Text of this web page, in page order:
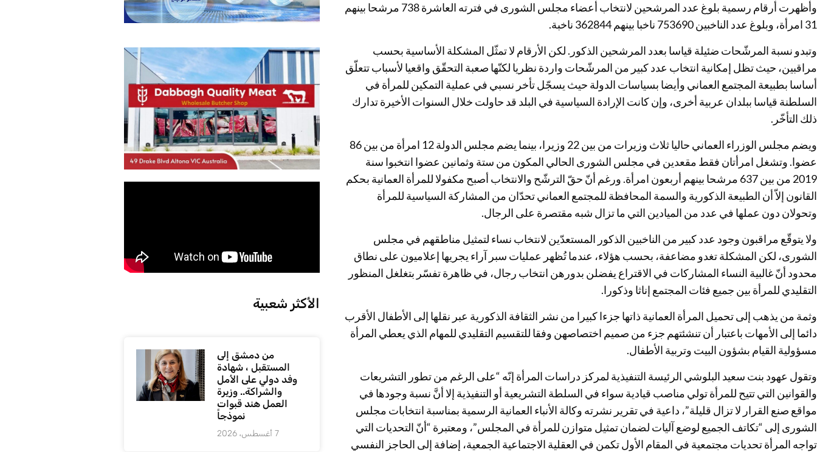
وأظهرت أرقام رسمية بلوغ عدد المرشحين لانتخاب أعضاء مجلس الشورى في فترته العاشرة 738 مرشحا بينهم
31 امرأة، وبلوغ عدد الناخبين 753690 ناخبا بينهم 362844 ناخبة.
وتبدو نسبة المرشّحات ضئيلة قياسا بعدد المرشحين الذكور. لكن الأرقام لا تمثّل المشكلة الأساسية بحسب
مراقبين، حيث تظل إمكانية انتخاب عدد كبير من المرشّحات واردة نظريا لكنّها صعبة التحقّق واقعيا لأسباب تتعلّق
أساسا بطبيعة المجتمع العماني وأيضا بسياسات الدولة حيث يسجّل تأخر نسبي في عملية التمكين للمرأة في
السلطنة قياسا ببلدان عربية أخرى، وإن كانت الإرادة السياسية في البلد قد حاولت خلال السنوات الأخيرة تدارك
ذلك التأخّر.
ويضم مجلس الوزراء العماني حاليا ثلاث وزيرات من بين 22 وزيرا، بينما يضم مجلس الدولة 12 امرأة من بين 86
عضوا. وتشغل امرأتان فقط مقعدين في مجلس الشورى الحالي المكون من ستة وثمانين عضوا انتخبوا سنة
2019 من بين 637 مرشحا بينهم أربعون امرأة. ورغم أنّ حقّ الترشّح والانتخاب أصبح مكفولا للمرأة العمانية بحكم
القانون إلاّ أن الطبيعة الذكورية والسمة المحافظة للمجتمع العماني تحدّان من المشاركة السياسية للمرأة
وتحولان دون عملها في عدد من الميادين التي ما تزال شبه مقتصرة على الرجال.
ولا يتوقّع مراقبون وجود عدد كبير من الناخبين الذكور المستعدّين لانتخاب نساء لتمثيل مناطقهم في مجلس
الشورى، لكن المشكلة تغدو مضاعفة، بحسب هؤلاء، عندما تُظهر عمليات سبر آراء يجريها إعلاميون على نطاق
محدود أنّ غالبية النساء المشاركات في الاقتراع يفضلن بدورهن انتخاب رجال، في ظاهرة تفسّر بتغلغل المنظور
التقليدي للمرأة بين جميع فئات المجتمع إناثا وذكورا.
وثمة من يذهب إلى تحميل المرأة العمانية ذاتها جزءا كبيرا من نشر الثقافة الذكورية عبر نقلها إلى الأطفال الأقرب
دائما إلى الأمهات باعتبار أن تنشئتهم جزء من صميم اختصاصهن وفقا للتقسيم التقليدي للمهام الذي يعطي المرأة
مسؤولية القيام بشؤون البيت وتربية الأطفال.
وتقول عهود بنت سعيد البلوشي الرئيسة التنفيذية لمركز دراسات المرأة إنّه “على الرغم من تطور التشريعات
والقوانين التي تتيح للمرأة تولي مناصب قيادية سواء في السلطة التشريعية أو التنفيذية إلا أنَّ نسبة وجودها في
مواقع صنع القرار لا تزال قليلة”، داعية في تقرير نشرته وكالة الأنباء العمانية الرسمية بمناسبة انتخابات مجلس
الشورى إلى “تكاتف الجميع لوضع آليات لضمان تمثيل متوازن للمرأة في المجلس”، ومعتبرة “أنّ التحديات التي
تواجه المرأة تحديات مجتمعية في المقام الأول تكمن في العقلية الاجتماعية الجمعية، إضافة إلى الحاجز النفسي
الأكثر شعبية
من دمشق إلى
المستقبل ، شهادة
وفد دولي على الأمل
والشراكة.. وزيرة
العمل هند قبوات
نموذجاً
7 أغسطس، 2026